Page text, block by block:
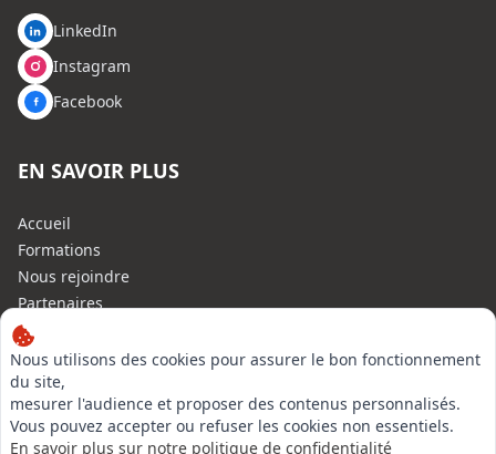
Nous utilisons des cookies pour assurer le bon fonctionnement
du site,
mesurer l'audience et proposer des contenus personnalisés.
Vous pouvez accepter ou refuser les cookies non essentiels.
En savoir plus sur notre politique de confidentialité
LinkedIn
Instagram
Facebook
EN SAVOIR PLUS
Accueil
Formations
Nous rejoindre
Partenaires
Autres missions
Le C.N.E.
Membre IVSC
Logiciel
L’Expert